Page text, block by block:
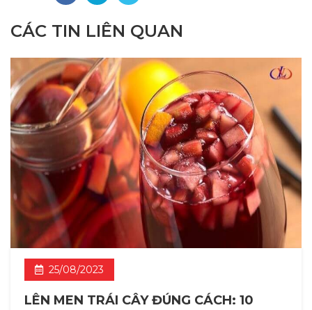
CÁC TIN LIÊN QUAN
25/08/2023
LÊN MEN TRÁI CÂY ĐÚNG CÁCH: 10